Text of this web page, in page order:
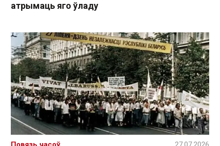
атрымаць яго ўладу